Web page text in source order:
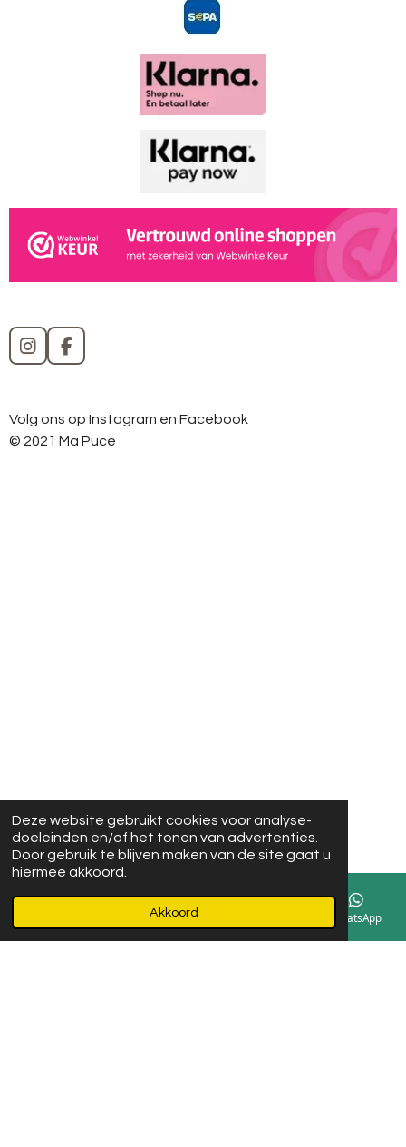
Deze website gebruikt cookies voor analyse-
doeleinden en/of het tonen van advertenties.
Door gebruik te blijven maken van de site gaat u
hiermee akkoord.
Akkoord
I
n
a
g
F
a
b
o
Volg ons op Instagram en Facebook
© 2021 Ma Puce
Instagram WhatsApp